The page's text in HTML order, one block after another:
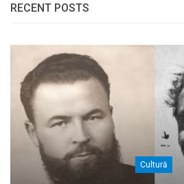
RECENT POSTS
Cultură